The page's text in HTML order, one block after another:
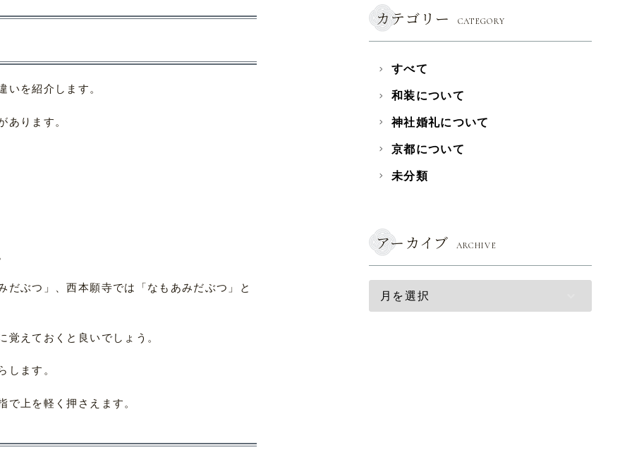
いを紹介します。
あります。
ぶつ」、西本願寺では「なもあみだぶつ」と
覚えておくと良いでしょう。
します。
で上を軽く押さえます。
カテゴリー CATEGORY
すべて
和装について
神社婚礼について
京都について
未分類
アーカイブ ARCHIVE